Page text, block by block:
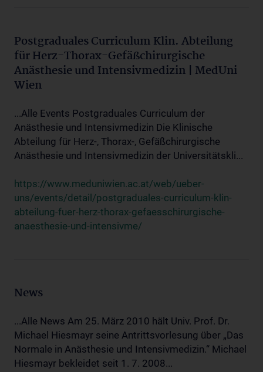
Postgraduales Curriculum Klin. Abteilung
für Herz-Thorax-Gefäßchirurgische
Anästhesie und Intensivmedizin | MedUni
Wien
...Alle Events Postgraduales Curriculum der
Anästhesie und Intensivmedizin Die Klinische
Abteilung für Herz-, Thorax-, Gefäßchirurgische
Anästhesie und Intensivmedizin der Universitätskli...
https://www.meduniwien.ac.at/web/ueber-
uns/events/detail/postgraduales-curriculum-klin-
abteilung-fuer-herz-thorax-gefaesschirurgische-
anaesthesie-und-intensivme/
News
...Alle News Am 25. März 2010 hält Univ. Prof. Dr.
Michael Hiesmayr seine Antrittsvorlesung über „Das
Normale in Anästhesie und Intensivmedizin.“ Michael
Hiesmayr bekleidet seit 1. 7. 2008...